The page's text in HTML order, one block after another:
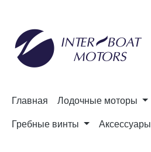
Главная Лодочные моторы
Гребные винты Аксессуары